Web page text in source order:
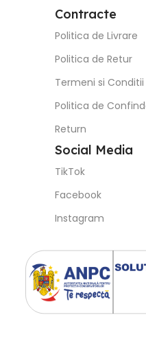
Contracte
Politica de Livrare
Politica de Retur
Termeni si Conditii
Politica de
Return
Social Media
TikTok
Facebook
Instagram